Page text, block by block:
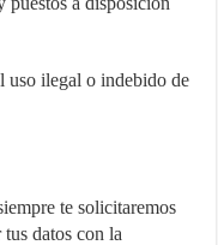
uso ilegal o indebido de
te solicitaremos
datos con la